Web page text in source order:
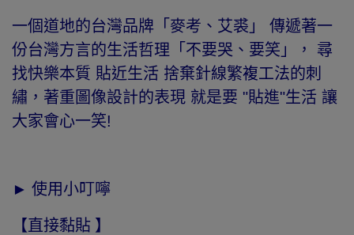
一個道地的台灣品牌「麥考、艾裘」 傳遞著一
份台灣方言的生活哲理「不要哭、要笑」， 尋
找快樂本質 貼近生活 捨棄針線繁複工法的刺
繡，著重圖像設計的表現 就是要 "貼進"生活 讓
大家會心一笑!
► 使用小叮嚀
【直接黏貼 】